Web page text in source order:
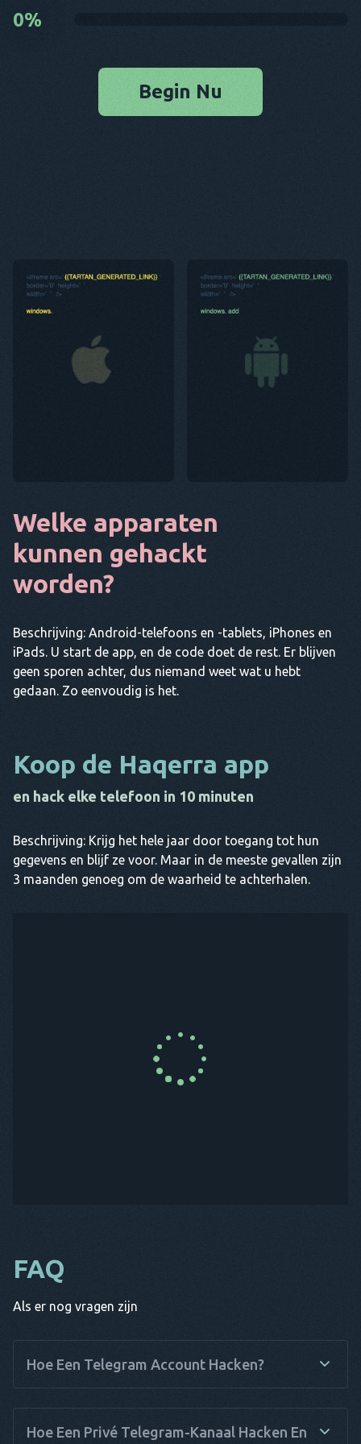
0%
Begin Nu
Welke apparaten
kunnen gehackt
worden?
Beschrijving: Android-telefoons en -tablets, iPhones en
iPads. U start de app, en de code doet de rest. Er blijven
geen sporen achter, dus niemand weet wat u hebt
gedaan. Zo eenvoudig is het.
Koop de Haqerra app
en hack elke telefoon in 10 minuten
Beschrijving: Krijg het hele jaar door toegang tot hun
gegevens en blijf ze voor. Maar in de meeste gevallen zijn
3 maanden genoeg om de waarheid te achterhalen.
KOOP NU
FAQ
Als er nog vragen zijn
Hoe Een Telegram Account Hacken?
Er is een mogelijke en betrouwbare manier om een Telegram
account te hacken. U hebt specifieke software nodig die al
Hoe Een Privé Telegram-Kanaal Hacken En